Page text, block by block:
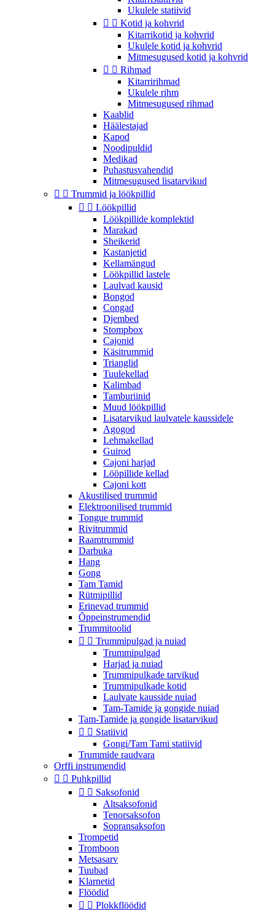
Ukulele statiivid
  Kotid ja kohvrid
Kitarrikotid ja kohvrid
Ukulele kotid ja kohvrid
Mitmesugused kotid ja kohvrid
  Rihmad
Kitarririhmad
Ukulele rihm
Mitmesugused rihmad
Kaablid
Häälestajad
Kapod
Noodipuldid
Medikad
Puhastusvahendid
Mitmesugused lisatarvikud
  Trummid ja löökpillid
  Löökpillid
Löökpillide komplektid
Marakad
Sheikerid
Kastanjetid
Kellamängud
Löökpillid lastele
Laulvad kausid
Bongod
Congad
Djembed
Stompbox
Cajonid
Käsitrummid
Trianglid
Tuulekellad
Kalimbad
Tamburiinid
Muud löökpillid
Lisatarvikud laulvatele kaussidele
Agogod
Lehmakellad
Guirod
Cajoni harjad
Lööpillide kellad
Cajoni kott
Akustilised trummid
Elektroonilised trummid
Tongue trummid
Rivitrummid
Raamtrummid
Darbuka
Hang
Gong
Tam Tamid
Rütmipillid
Erinevad trummid
Õppeinstrumendid
Trummitoolid
  Trummipulgad ja nuiad
Trummipulgad
Harjad ja nuiad
Trummipulkade tarvikud
Trummipulkade kotid
Laulvate kausside nuiad
Tam-Tamide ja gongide nuiad
Tam-Tamide ja gongide lisatarvikud
  Statiivid
Gongi/Tam Tami statiivid
Trummide raudvara
Orffi instrumendid
  Puhkpillid
  Saksofonid
Altsaksofonid
Tenorsaksofon
Sopransaksofon
Trompetid
Tromboon
Metsasarv
Tuubad
Klarnetid
Flöödid
  Plokkflöödid